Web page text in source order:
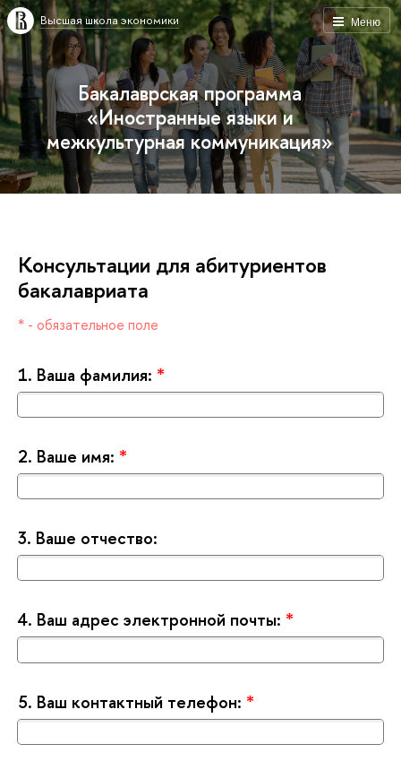
Меню
ысшая школа экономики
Бакалаврская программа
«Иностранные языки и
межкультурная коммуникация»
Консультации для абитуриенто
акалавриата
* - обязательное поле
1. аша фамилия: *
2. аше имя: *
3. аше отчество:
4. аш адрес электронной почты: *
5. аш контактный телефон: *